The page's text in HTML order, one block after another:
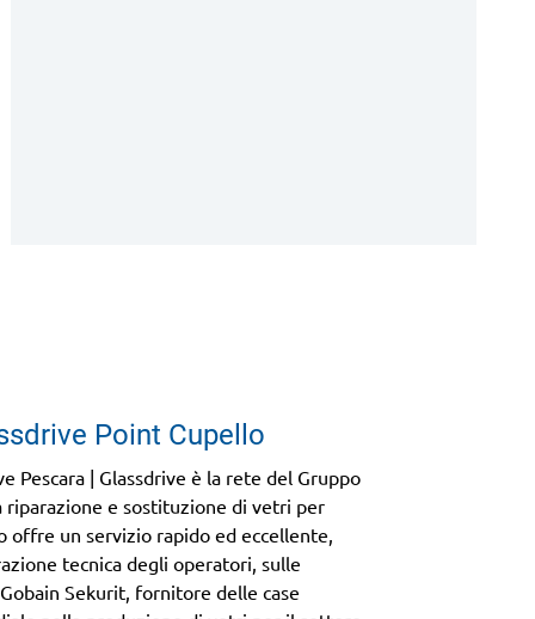
Point Cupello
Pescara | Glassdrive è la rete del Gruppo
riparazione e sostituzione di vetri per
offre un servizio rapido ed eccellente,
tecnica degli operatori, sulle
Sekurit, fornitore delle case